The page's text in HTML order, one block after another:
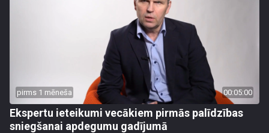
pirms 1 mēneša 00:05:00
Ekspertu ieteikumi vecākiem pirmās palīdzības
sniegšanai apdegumu gadījumā